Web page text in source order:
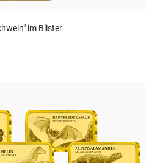
im Blister